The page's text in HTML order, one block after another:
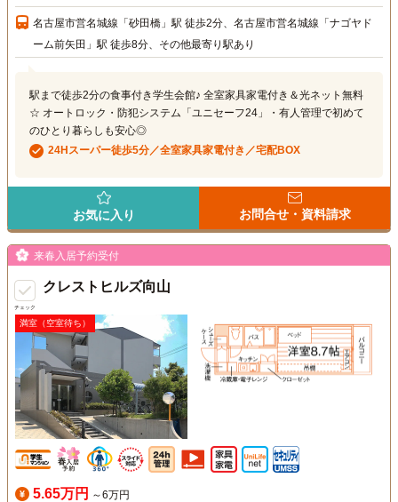
名古屋市営名城線「砂田橋」駅 徒歩2分、名古屋市営名城線「ナゴヤド
ーム前矢田」駅 徒歩8分、その他最寄り駅あり
駅まで徒歩2分の食事付き学生会館♪ 全室家具家電付き＆光ネット無料
☆ オートロック・防犯システム「ユニセーフ24」・有人管理で初めて
のひとり暮らしも安心◎
24Hスーパー徒歩5分／全室家具家電付き／宅配BOX
お気に入り お問合せ・資料請求
チェック
来春入居予約受付
クレストヒルズ向山
満室（空室待ち）
5.65万円 ～6万円